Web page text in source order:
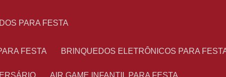
PARA FESTA
FESTA BRINQUEDOS ELETRÔNICOS PARA
AIR GAME INFANTIL PARA FESTA